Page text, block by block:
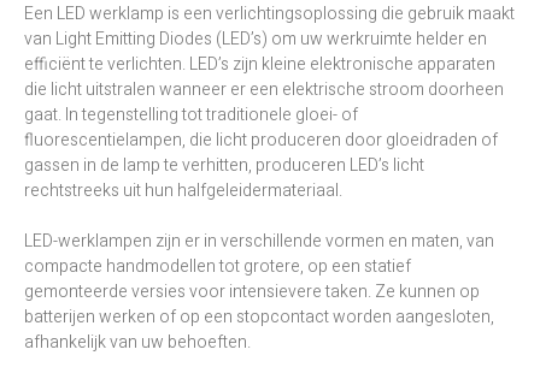
Een LED werklamp is een verlichtingsoplossing die gebruik maakt
van Light Emitting Diodes (LED’s) om uw werkruimte helder en
efficiënt te verlichten. LED’s zijn kleine elektronische apparaten
die licht uitstralen wanneer er een elektrische stroom doorheen
gaat. In tegenstelling tot traditionele gloei- of
fluorescentielampen, die licht produceren door gloeidraden of
gassen in de lamp te verhitten, produceren LED’s licht
rechtstreeks uit hun halfgeleidermateriaal.
LED-werklampen zijn er in verschillende vormen en maten, van
compacte handmodellen tot grotere, op een statief
gemonteerde versies voor intensievere taken. Ze kunnen op
batterijen werken of op een stopcontact worden aangesloten,
afhankelijk van uw behoeften.